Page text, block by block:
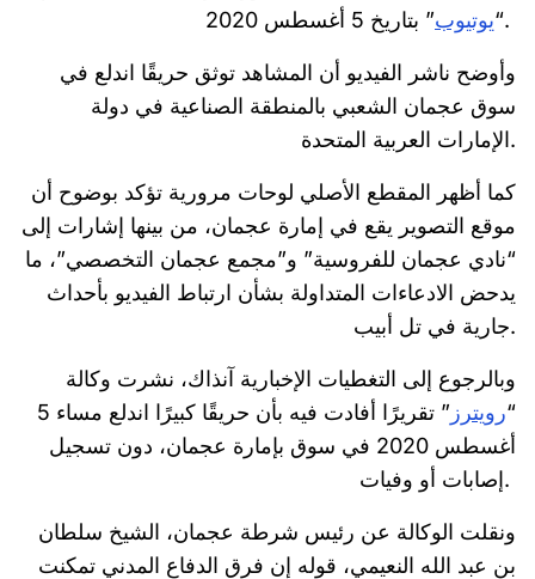
“يوتيوب ” بتاريخ 5 أغسطس 2020.
وأوضح ناشر الفيديو أن المشاهد توثق حريقًا اندلع في
سوق عجمان الشعبي بالمنطقة الصناعية في دولة
الإمارات العربية المتحدة.
كما أظهر المقطع الأصلي لوحات مرورية تؤكد بوضوح أن
موقع التصوير يقع في إمارة عجمان، من بينها إشارات إلى
“نادي عجمان للفروسية” و”مجمع عجمان التخصصي”، ما
يدحض الادعاءات المتداولة بشأن ارتباط الفيديو بأحداث
جارية في تل أبيب.
وبالرجوع إلى التغطيات الإخبارية آنذاك، نشرت وكالة
“رويترز
” تقريرًا أفادت فيه بأن حريقًا كبيرًا اندلع مساء 5
أغسطس 2020 في سوق بإمارة عجمان، دون تسجيل
إصابات أو وفيات.
ونقلت الوكالة عن رئيس شرطة عجمان، الشيخ سلطان
بن عبد الله النعيمي، قوله إن فرق الدفاع المدني تمكنت